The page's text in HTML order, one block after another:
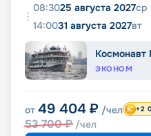
08:3025 августа 2027ср
14:0031 августа 2027вт
Космонавт
ЭКОНОМ
от 49 404 ₽ /чел
53 700₽ /чел
+2